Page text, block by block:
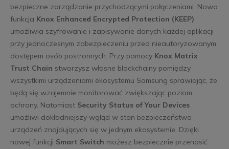
bezpieczne zarządzanie przychodzącymi połączeniami. Nowa
funkcja Knox Enhanced Encrypted Protection (KEEP)
umożliwia szyfrowanie i zapisywanie danych każdej aplikacji
przy jednoczesnym zabezpieczeniu przed nieautoryzowanym
dostępem osób postronnych. Przy pomocy Knox Matrix
Trust Chain stworzysz własne blockchainy pomiędzy
wszystkimi urządzeniami ekosystemu Samsung sprawiając, że
będą się wzajemnie monitorować zwiększając poziom
ochrony. Natomiast Security Status of Your Devices
umożliwi dokładniejszy wgląd w stan bezpieczeństwa
urządzeń znajdujących się w jednym ekosystemie. Dzięki
nowej funkcji Smart Switch możesz bezpiecznie przenosić